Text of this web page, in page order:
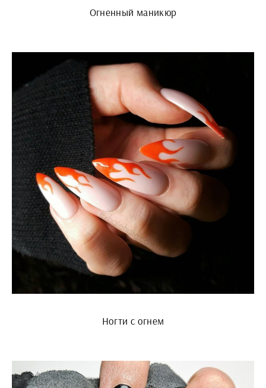
Огненный маникюр
Ногти с огнем